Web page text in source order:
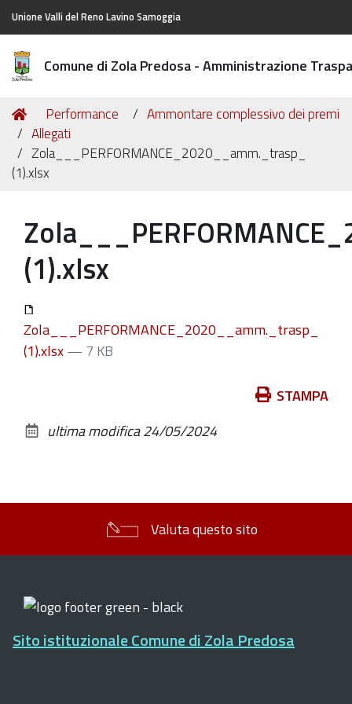
Unione Valli del Reno Lavino Samoggia
Comune di Zola Predosa - Amministrazione
Tu
sei
qui:
Home
Performance
Ammontare complessivo dei premi
Allegati
Zola___PERFORMANCE_2020__amm._trasp_
(1).xlsx
(1).xlsx
Zola___PERFORMANCE_2020__amm._trasp_
(1).xlsx— 7 KB
documento
STAMPA
ultima modifica24/05/2024
Valuta questo sito
Sito istituzionale Comune di Zola Predosa